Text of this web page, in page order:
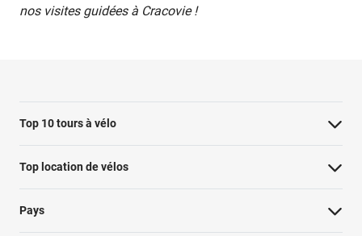
nos visites guidées à Cracovie !
Top 10 tours à vélo
Visite à vélo à Paris : les points forts
Visite à vélo de Rotterdam
Hollywood Bike Tour : les points forts
Top location de vélos
Pays